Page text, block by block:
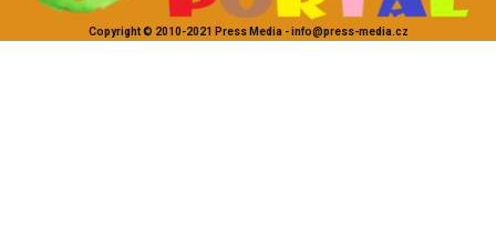
Copyright © 2010-2021 Press Media - info@press-media.cz